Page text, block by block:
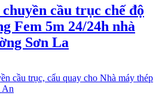
cầu trục chế độ
Fem 5m 24/24h nhà
Sơn La